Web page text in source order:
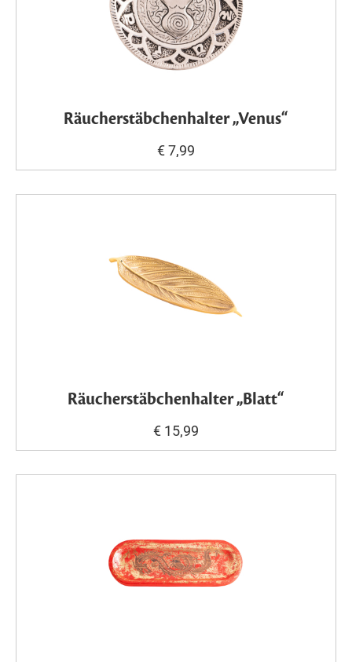
Räucherstäbchenhalter „Venus“
€ 7,99
Räucherstäbchenhalter „Blatt“
€ 15,99